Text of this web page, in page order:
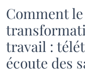
Comment
travail :
écoute des